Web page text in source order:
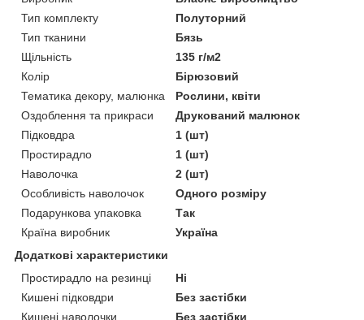
Тип комплекту
Полуторний
Тип тканини
Бязь
Щільність
135 г/м2
Колір
Бірюзовий
Тематика декору, малюнка
Рослини, квіти
Оздоблення та прикраси
Друкований малюнок
Підковдра
1 (шт)
Простирадло
1 (шт)
Наволочка
2 (шт)
Особливість наволочок
Одного розміру
Подарункова упаковка
Так
Країна виробник
Україна
Додаткові характеристики
Простирадло на резинці
Ні
Кишені підковдри
Без застібки
Кишені наволочки
Без застібки